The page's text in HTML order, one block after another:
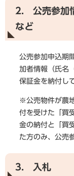
2. 公売参加
など
公売参加申込期
加者情報（氏名
保証金を納付し
※公売物件が農
付を受けた「買
金の納付と「買
た方のみ、公売
3. 入札